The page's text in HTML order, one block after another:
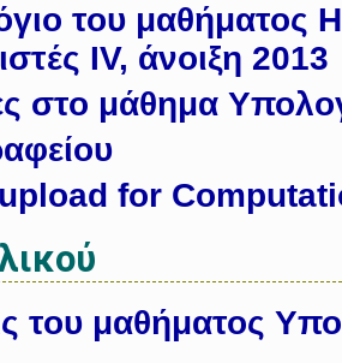
του μαθήματος
IV, άνοιξη 2013
στο μάθημα
for
του μαθήματος